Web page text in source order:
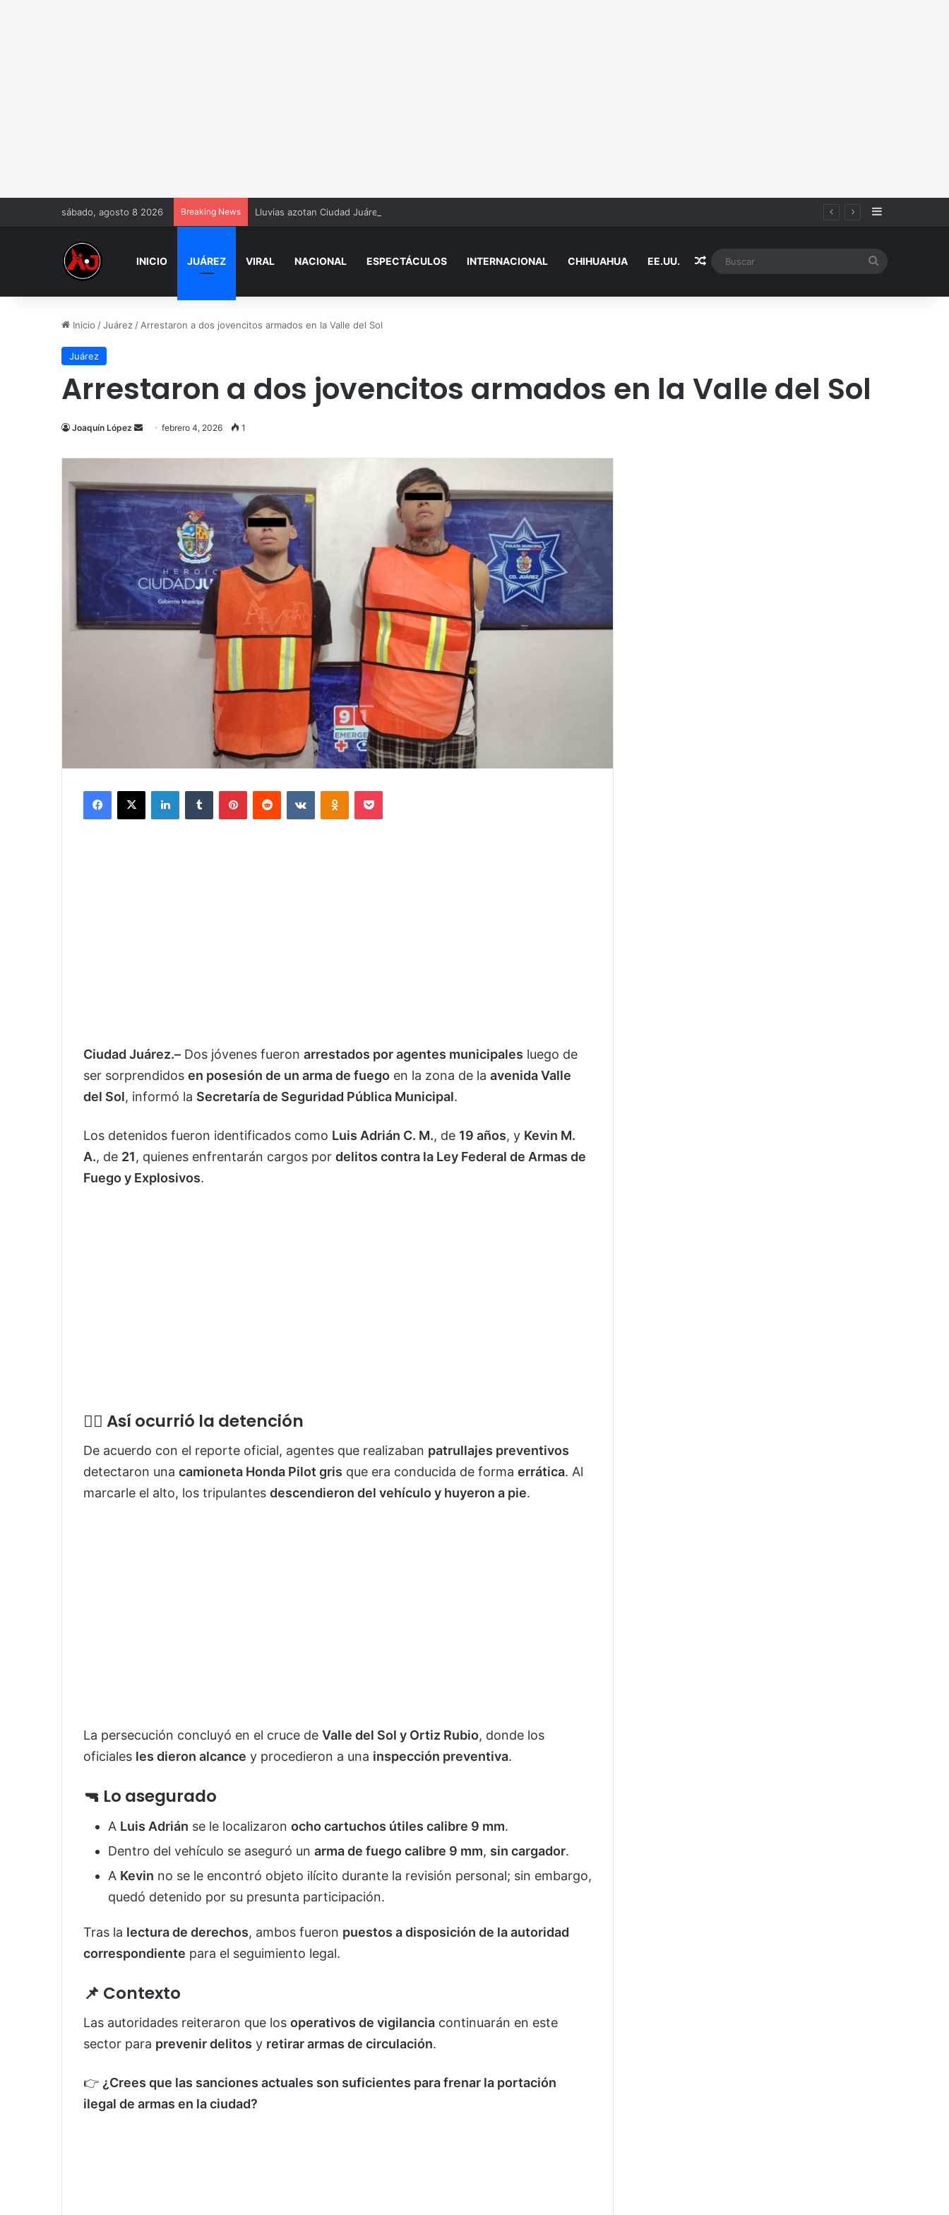
sábado, agosto 8 2026 Breaking News Lluvias azotan Ciudad Juárez Sidebar
INICIO JUÁREZ VIRAL NACIONAL ESPECTÁCULOS INTERNACIONAL CHIHUAHUA EE.UU. Random Article
Inicio /Juárez / Arrestaron a dos jovencitos armados en la Valle del Sol
Juárez
Arrestaron a dos jovencitos armados en la Valle del Sol
Joaquín López
Send
email
febrero 4, 2026 1
Facebook
X LinkedInTumblr PinterestReddit VKontakteOdnoklassniki
Pocket
Ciudad Juárez.– Dos jóvenes fueron arrestados por agentes municipales luego de
ser sorprendidos en posesión de un arma de fuego en la zona de la avenida Valle
del Sol, informó la Secretaría de Seguridad Pública Municipal.
Los detenidos fueron identificados como Luis Adrián C. M., de 19 años, y Kevin M.
A., de 21, quienes enfrentarán cargos por delitos contra la Ley Federal de Armas de
Fuego y Explosivos.
🏃‍♂️ Así ocurrió la detención
De acuerdo con el reporte oficial, agentes que realizaban patrullajes preventivos
detectaron una camioneta Honda Pilot gris que era conducida de forma errática. Al
marcarle el alto, los tripulantes descendieron del vehículo y huyeron a pie.
La persecución concluyó en el cruce de Valle del Sol y Ortiz Rubio, donde los
oficiales les dieron alcance y procedieron a una inspección preventiva.
🔫 Lo asegurado
A Luis Adrián se le localizaron ocho cartuchos útiles calibre 9 mm.
Dentro del vehículo se aseguró un arma de fuego calibre 9 mm, sin cargador.
A Kevin no se le encontró objeto ilícito durante la revisión personal; sin embargo,
quedó detenido por su presunta participación.
Tras la lectura de derechos, ambos fueron puestos a disposición de la autoridad
correspondiente para el seguimiento legal.
📌 Contexto
Las autoridades reiteraron que los operativos de vigilancia continuarán en este
sector para prevenir delitos y retirar armas de circulación.
👉 ¿Crees que las sanciones actuales son suficientes para frenar la portación
ilegal de armas en la ciudad?